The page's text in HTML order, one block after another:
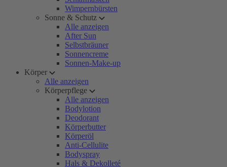
Wimpernbürsten
Sonne & Schutz
Alle anzeigen
After Sun
Selbstbräuner
Sonnencreme
Sonnen-Make-up
Körper
Alle anzeigen
Körperpflege
Alle anzeigen
Bodylotion
Deodorant
Körperbutter
Körperöl
Anti-Cellulite
Bodyspray
Hals & Dekolleté